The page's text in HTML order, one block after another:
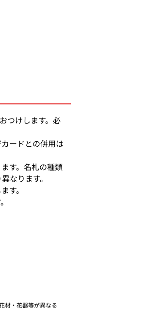
つけします。必
ードとの併用は
す。名札の種類
なります。
す。
材・花器等が異なる